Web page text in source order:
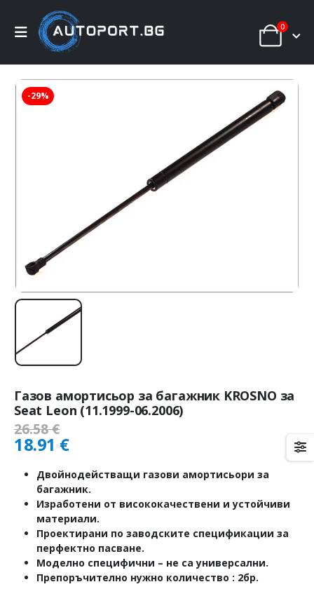
0
-29%
Газов амортисьор за багажник KROSNO за
Seat Leon (11.1999-06.2006)
26.58€
18.91 €
Двойнодействащи газови амортисьори за
багажник.
Изработени от висококачествени и устойчиви
материали.
Проектирани по заводските спецификации за
перфектно пасване.
Моделно специфични – не са универсални.
Препоръчително нужно количество : 2бр.